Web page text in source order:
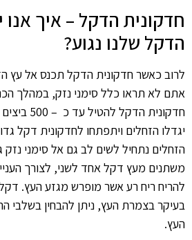
חדקונית הדקל – איך אנו
הדקל שלנו נגוע?
לרוב כאשר חדקונית הדקל תכנס אל עץ
אתם לא תראו כלל סימני נזק, במהלך
חדקונית
יגדלו הזחלים ויתפתחו לחדקונית דקל
הזחלים נתחיל לשים לב גם אל סימני נזק
משתנים מעץ דקל אחד לשני, לצורך
להריח ריח רע אשר מופרש מגזע העץ.
בעיקר בצמרת העץ, ניתן להבחין בשלבי
העץ.